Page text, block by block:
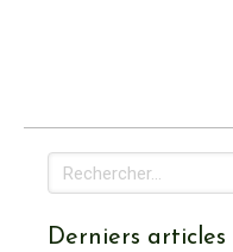
Rechercher
Derniers articles